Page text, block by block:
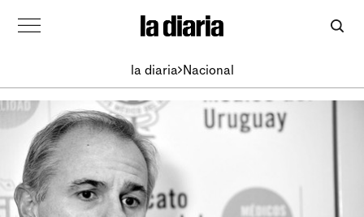
la diaria Nacional